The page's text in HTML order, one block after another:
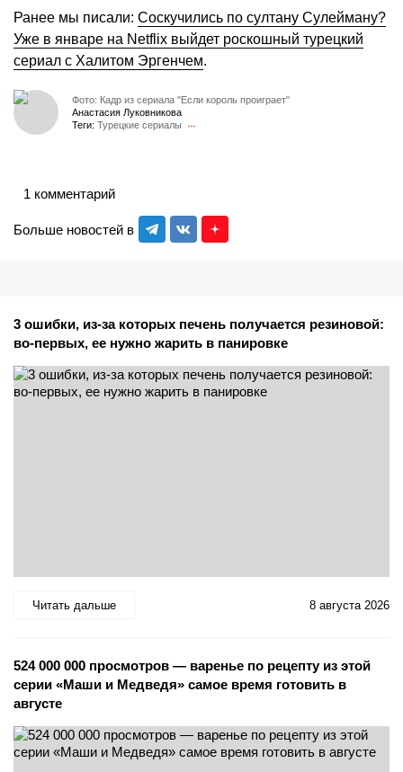
Ранее мы писали: Соскучились по султану Сулейману?
Уже в январе на Netflix выйдет роскошный турецкий
сериал с Халитом Эргенчем.
Фото: Кадр из сериала "Если король проиграет"
Анастасия Луковникова
Теги: Турецкие сериалы
Больше новостей в
1 комментарий
3 ошибки, из-за которых печень получается резиновой:
во-первых, ее нужно жарить в панировке
Читать дальше 8 августа 2026
524 000 000 просмотров — варенье по рецепту из этой
серии «Маши и Медведя» самое время готовить в
августе